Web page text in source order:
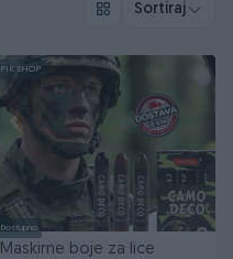
Sortiraj
PIK SHOP
Dostupno
Maskirne boje za lice